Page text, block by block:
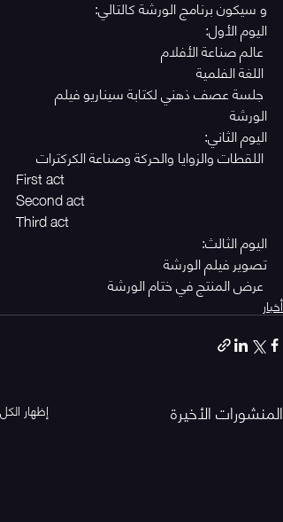
و سيكون برنامج الورشة كالتالي:
اليوم الأول:
عالم صناعة الأفلام
اللغة الفلمية
جلسة عصف ذهني لكتابة سيناريو فيلم
الورشة
اليوم الثاني:
اللقطات والزوايا والحركة وصناعة الكركترات
First act
Second act
Third act
اليوم الثالث:
تصوير فيلم الورشة
عرض المنتج في ختام الورشة
أخبار
المنشورات الأخيرة إظهار الكل